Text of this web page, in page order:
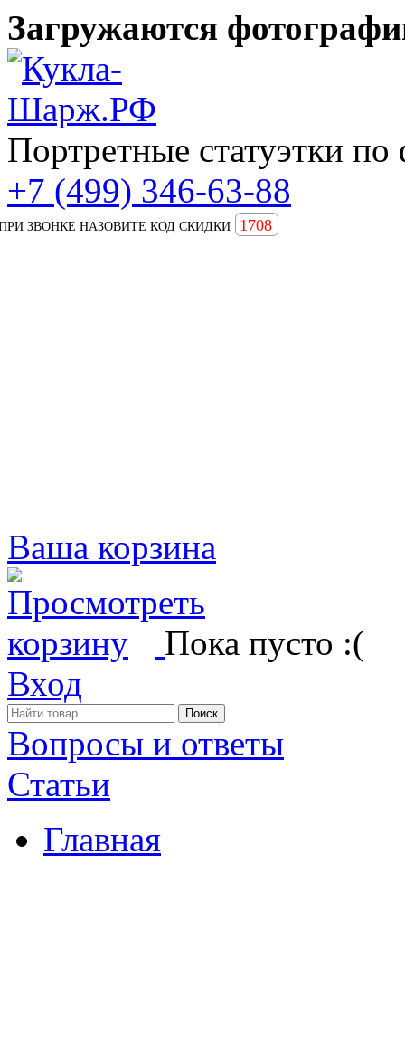
Загружаются
Портретные статуэтки по
+7 (499) 346-63-88
ЗВОНКЕ НАЗОВИТЕ КОД СКИДКИ 1708
Ваша корзина
Пока пусто :(
Вход
Вопросы и ответы
Статьи
Главная